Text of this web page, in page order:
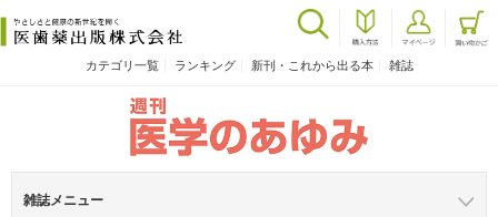
カテゴリ一覧 ランキング 新刊・これから出る本 雑誌
雑誌メニュー